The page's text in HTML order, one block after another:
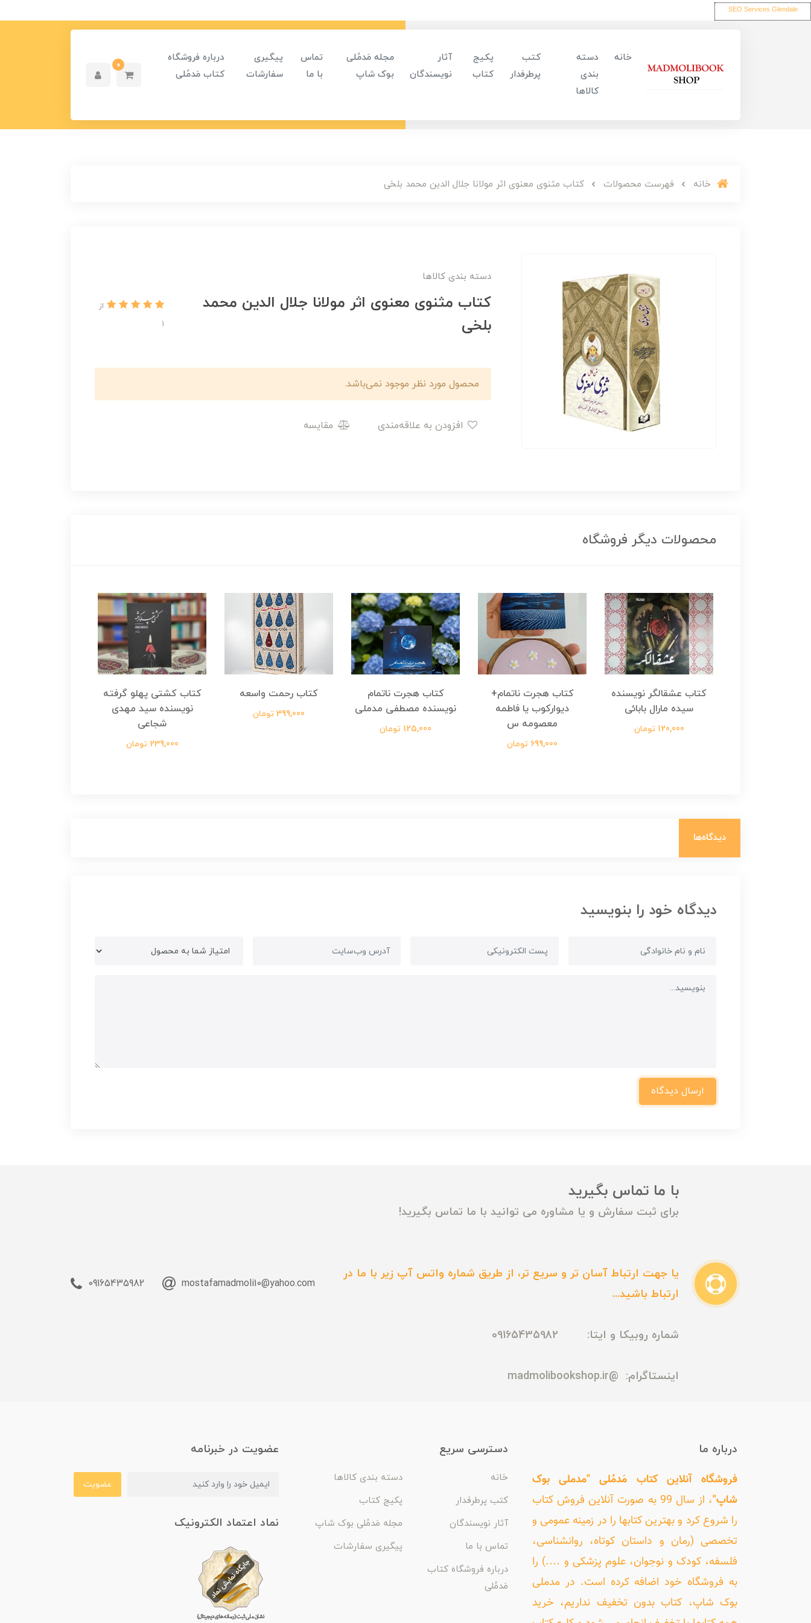
SEO Services Glendale
خانه
دسته
بندی
کالاها
کتب
پرطرفدار
پکیج
کتاب
آثار
نویسندگان
مجله مَدمُلی
بوک شاپ
تماس
با ما
پیگیری
سفارشات
درباره فروشگاه
کتاب مَدمُلی
0
خانه فهرست محصولات کتاب مثنوی معنوی اثر مولانا جلال الدین محمد بلخی
دسته بندی کالاها
کتاب مثنوی معنوی اثر مولانا جلال الدین محمد
بلخی
از
1
محصول مورد نظر موجود نمی‌باشد.
مقایسه
محصولات دیگر فروشگاه
کتاب عشقالگر نویسنده
سیده مارال بابائی
120,000 تومان
کتاب هجرت ناتمام+
دیوارکوب یا فاطمه
معصومه س
699,000 تومان
کتاب هجرت ناتمام
نویسنده مصطفی مدملی
125,000 تومان
کتاب رحمت واسعه
399,000 تومان
کتاب کشتی پهلو گرفته
نویسنده سید مهدی
شجاعی
239,000 تومان
دیدگاه‌ها
دیدگاه خود را بنویسید
ارسال دیدگاه
با ما تماس بگیرید
برای ثبت سفارش و یا مشاوره می توانید با ما تماس بگیرید!
یا جهت ارتباط آسان تر و سریع تر، از طریق شماره واتس آپ زیر با ما در
ارتباط باشید...
شماره روبیکا و ایتا: 09165435982
اینستاگرام: @madmolibookshop.ir
mostafamadmoli10@yahoo.com
09165435982
درباره ما
فروشگاه آنلاین کتاب مَدمُلی "مدملی بوک
شاپ"
، از سال 99 به صورت آنلاین فروش کتاب
را شروع کرد و بهترین کتابها را در زمینه عمومی و
تخصصی (رمان و داستان کوتاه، روانشناسی،
فلسفه، کودک و نوجوان، علوم پزشکی و ....) را
به فروشگاه خود اضافه کرده است. در مدملی
بوک شاپ، کتاب بدون تخفیف نداریم، خرید
دسترسی سریع
خانه
دسته بندی کالاها
کتب پرطرفدار
پکیج کتاب
آثار نویسندگان
مجله مَدمُلی بوک شاپ
تماس با ما
پیگیری سفارشات
درباره فروشگاه کتاب
مَدمُلی
عضویت در خبرنامه
عضویت
نماد اعتماد الکترونیک